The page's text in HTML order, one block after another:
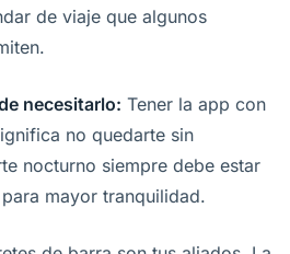
de viaje que algunos
necesitarlo: Tener la app con
no quedarte sin
nocturno siempre debe estar
mayor tranquilidad.